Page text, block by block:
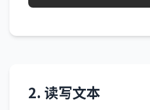
2. 读写文本